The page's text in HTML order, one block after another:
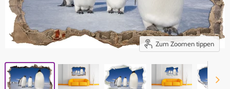
Zum Zoomen tippen